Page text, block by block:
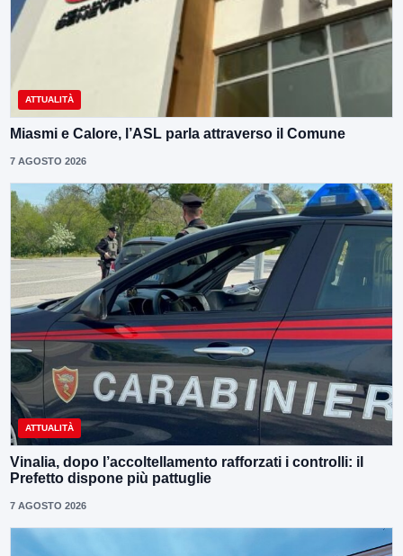
ATTUALITÀ
Miasmi e Calore, l’ASL parla attraverso il Comune
7 AGOSTO 2026
ATTUALITÀ
Vinalia, dopo l’accoltellamento rafforzati i controlli: il
Prefetto dispone più pattuglie
7 AGOSTO 2026